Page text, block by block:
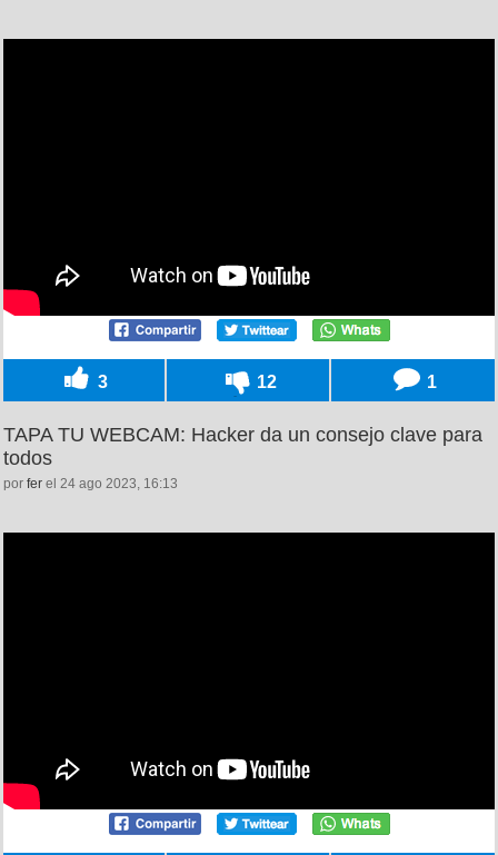
3 12 1
TAPA TU WEBCAM: Hacker da un consejo clave para
todos
por fer el 24 ago 2023, 16:13